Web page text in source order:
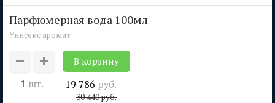
парфюмерная вода 100мл
Унисекс аромат
1 шт. 19 786 руб.
30 440руб.